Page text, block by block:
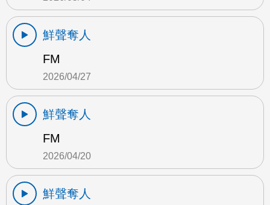
鮮聲奪人
FM
2026/04/27
鮮聲奪人
FM
2026/04/20
鮮聲奪人